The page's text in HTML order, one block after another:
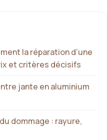
la réparation d’une
et critères décisifs
jante en aluminium
dommage : rayure,